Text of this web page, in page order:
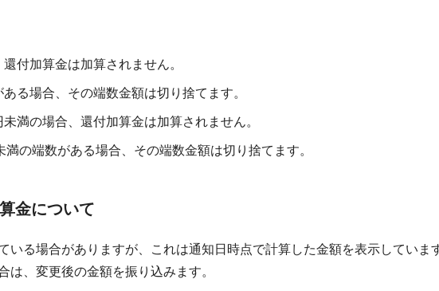
付加算金は加算されません。
る場合、その端数金額は切り捨てます。
満の場合、還付加算金は加算されません。
の端数がある場合、その端数金額は切り捨てます。
金について
いる場合がありますが、これは通知日時点で計算した金額を表示していま
、変更後の金額を振り込みます。